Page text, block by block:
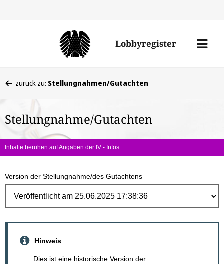
Lobbyregister
Menü
befinden
hier:
zurück zu: Stellungnahmen/Gutachten
Stellungnahme/Gutachten
Inhalte beruhen auf Angaben der IV - Infos
Version der Stellungnahme/des Gutachtens
Hinweis
Dies ist eine historische Version der